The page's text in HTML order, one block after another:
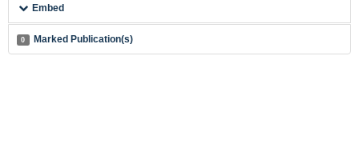
Embed
0 Marked Publication(s)